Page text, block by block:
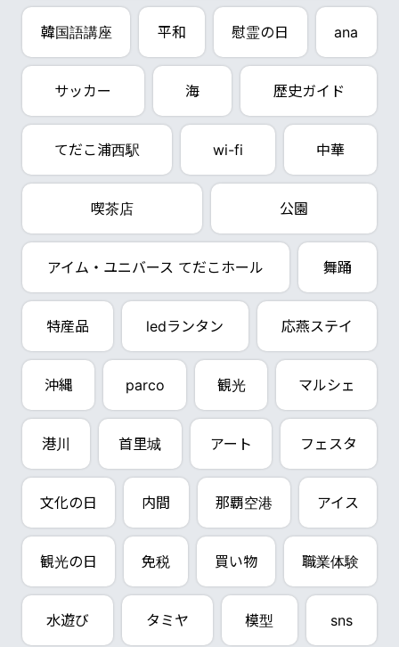
韓国語講座 平和 慰霊の日 ana
サッカー 海 歴史ガイド
てだこ浦西駅 wi-fi 中華
喫茶店 公園
アイム・ユニバース てだこホール 舞踊
特産品 ledランタン 応燕ステイ
沖縄 parco 観光 マルシェ
港川 首里城 アート フェスタ
文化の日 内間 那覇空港 アイス
観光の日 免税 買い物 職業体験
水遊び タミヤ 模型 sns